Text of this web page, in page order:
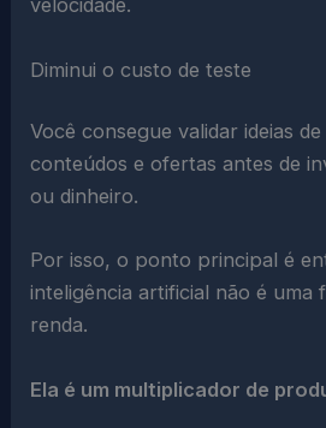
velocidade.
Diminui o custo de teste
Você consegue validar ideias
conteúdos e ofertas antes de
ou dinheiro.
Por isso, o ponto principal é
inteligência artificial não é uma
renda.
Ela é um multiplicador de